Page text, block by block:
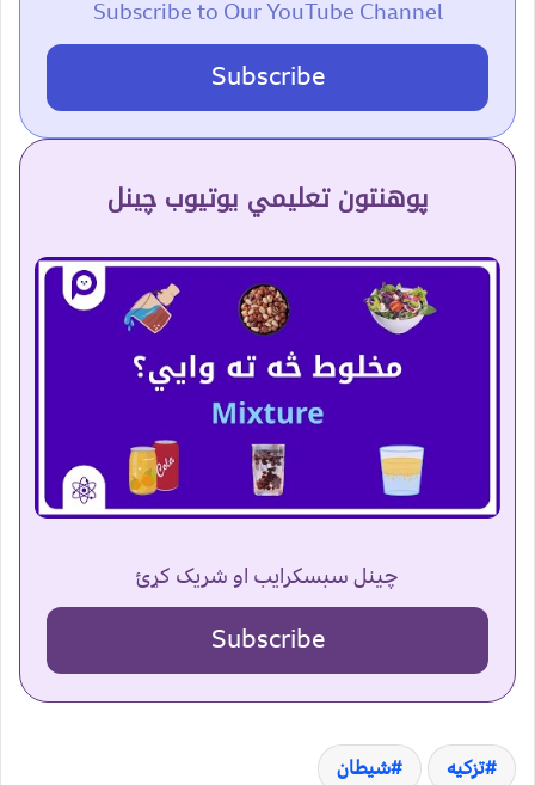
Subscribe to Our YouTube Channel
Subscribe
پوهنتون تعلیمي یوتیوب چینل
چینل سبسکرایب او شریک کړئ
Subscribe
تزکیه شیطان